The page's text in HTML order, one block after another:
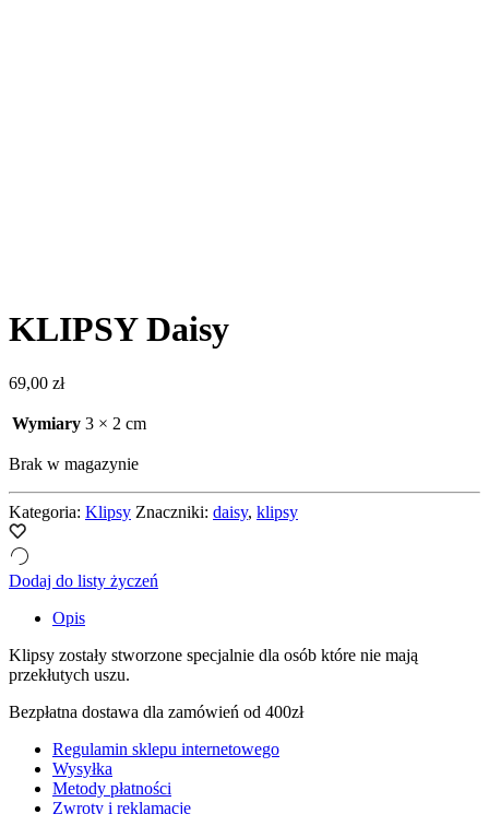
KLIPSY Daisy
69,00 zł
Wymiary 3 × 2 cm
Brak w magazynie
Kategoria: Klipsy Znaczniki: daisy, klipsy
Dodaj do listy życzeń
Opis
Klipsy zostały stworzone specjalnie dla osób które nie mają
przekłutych uszu.
Bezpłatna dostawa dla zamówień od 400zł
Regulamin sklepu internetowego
Wysyłka
Metody płatności
Zwroty i reklamacje